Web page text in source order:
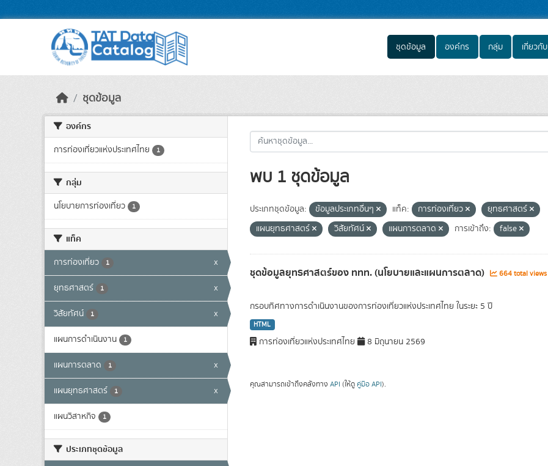
ชุดข้อมูล องค์กร กลุ่ม เกี่ยวกับ
ชุดข้อมูล
องค์กร
การท่องเที่ยวแห่งประเทศไทย 1
กลุ่ม
นโยบายการท่องเที่ยว 1
แท็ค
การท่องเที่ยว 1 x
ยุทธศาสตร์ 1 x
วิสัยทัศน์ 1 x
แผนการดำเนินงาน 1
แผนการตลาด 1 x
แผนยุทธศาสตร์ 1 x
แผนวิสาหกิจ 1
ประเภทชุดข้อมูล
พบ 1 ชุดข้อมูล
ประเภทชุดข้อมูล: ข้อมูลประเภทอื่นๆ แท็ค: การท่องเที่ยว
ยุทธศาสตร์
แผนยุทธศาสตร์
วิสัยทัศน์ แผนการตลาด การเข้าถึง: false
ชุดข้อมูลยุทธศาสตร์ของ ททท. (นโยบายและแผนการตลาด) 664 total views
กรอบทิศทางการดำเนินงานของการท่องเที่ยวแห่งประเทศไทย ในระยะ 5 ปี
HTML
การท่องเที่ยวแห่งประเทศไทย 8 มิถุนายน 2569
คุณสามารถเข้าถึงคลังทาง API (ให้ดู คู่มือ API).